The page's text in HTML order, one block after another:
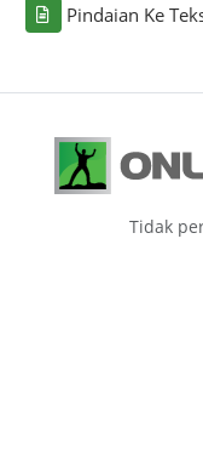
Pindaian Ke
Tidak